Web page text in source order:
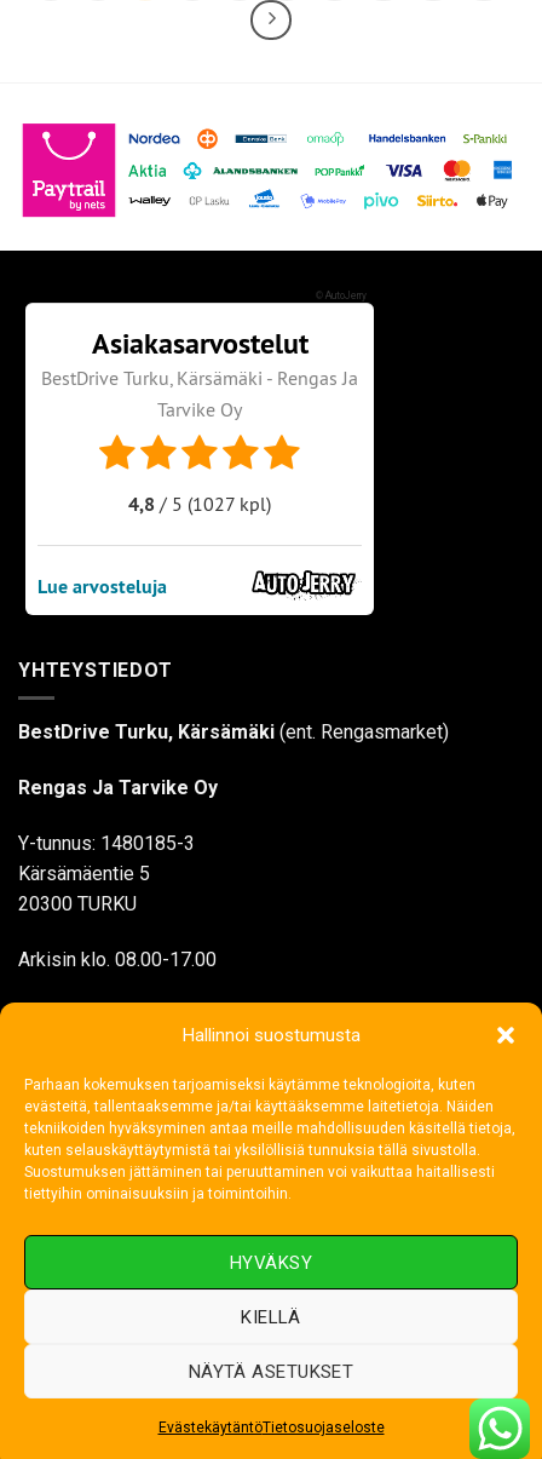
Hallinnoi suostumusta
Parhaan kokemuksen tarjoamiseksi käytämme teknologioita, kuten
evästeitä, tallentaaksemme ja/tai käyttääksemme laitetietoja. Näiden
tekniikoiden hyväksyminen antaa meille mahdollisuuden käsitellä tietoja,
kuten selauskäyttäytymistä tai yksilöllisiä tunnuksia tällä sivustolla.
Suostumuksen jättäminen tai peruuttaminen voi vaikuttaa haitallisesti
tiettyihin ominaisuuksiin ja toimintoihin.
HYVÄKSY
KIELLÄ
NÄYTÄ ASETUKSET
EvästekäytäntöTietosuojaseloste
© AutoJerry
YHTEYSTIEDOT
BestDrive Turku, Kärsämäki (ent. Rengasmarket)
Rengas Ja Tarvike Oy
Y-tunnus: 1480185-3
Kärsämäentie 5
20300 TURKU
Arkisin klo. 08.00-17.00
02 272 1199
Visa MasterCardCredit
Card
Copyright 2026 ©Rengas ja Tarvike Oy